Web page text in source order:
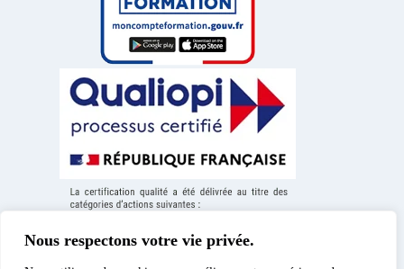
Nous respectons votre vie privée.